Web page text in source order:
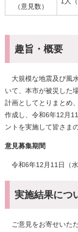
（意見数）
​趣旨・概要
大規模な地震及び風
いて、本市が被災した
計画としてとりまとめ
作成し、令和6年12月
ントを実施して皆さま
意見募集期間
令和6年12月11日（水
実施結果につ
ご意見をお寄せいた